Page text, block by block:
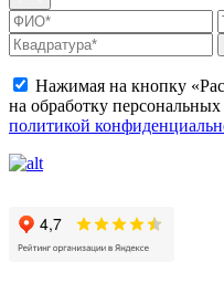
Нажимая на кнопку
на обработку
политикой